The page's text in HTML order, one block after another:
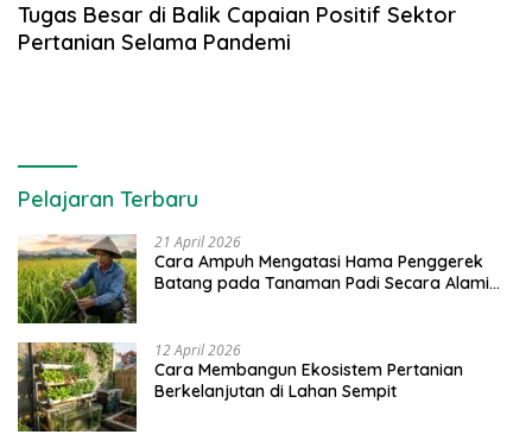
Tugas Besar di Balik Capaian Positif Sektor
Pertanian Selama Pandemi
Pelajaran Terbaru
21 April 2026
Cara Ampuh Mengatasi Hama Penggerek
Batang pada Tanaman Padi Secara Alami
12 April 2026
Cara Membangun Ekosistem Pertanian
Berkelanjutan di Lahan Sempit